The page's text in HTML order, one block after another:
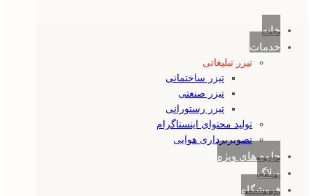
خانه
خدمات
تیزر تبلیغاتی
تیزر ساختمانی
تیزر صنعتی
تیزر رستورانی
تولید محتوای اینستاگرام
تصویربرداری هوایی
جلوه های ویژه
وبلاگ
فروشگاه